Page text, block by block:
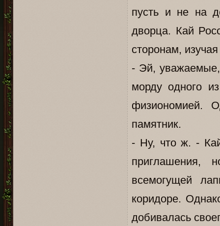
пусть и не на
дворца. Кай
сторонам,
- Эй,
морду одного
физиономией.
памятник.
- Ну, что ж. -
приглашения,
всемогущей
коридоре.
добивалась